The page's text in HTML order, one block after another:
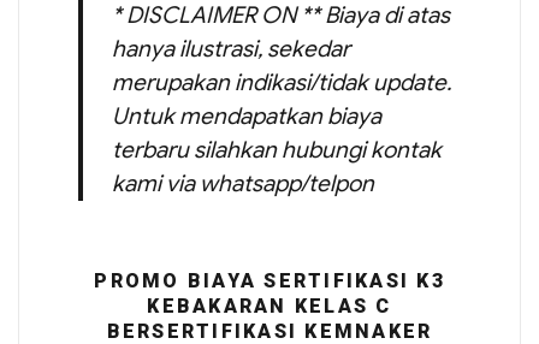
* DISCLAIMER ON ** Biaya di atas
hanya ilustrasi, sekedar
merupakan indikasi/tidak update.
Untuk mendapatkan biaya
terbaru silahkan hubungi kontak
kami via whatsapp/telpon
PROMO BIAYA SERTIFIKASI K3
KEBAKARAN KELAS C
BERSERTIFIKASI KEMNAKER